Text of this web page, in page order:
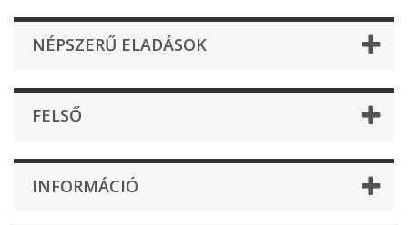
NÉPSZERŰ ELADÁSOK
FELSŐ
INFORMÁCIÓ